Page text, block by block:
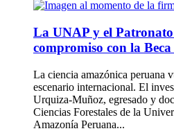
La UNAP y el
compromiso con la
La ciencia amazónica peruana
escenario internacional. El
Urquiza-Muñoz, egresado y
Ciencias Forestales de la
Amazonía Peruana...